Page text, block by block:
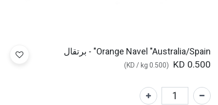
Orange Navel "Australia/Spain" - برتقال
0.500
(
0.500
/ kg
)